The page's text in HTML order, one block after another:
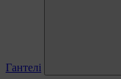
Гантелі